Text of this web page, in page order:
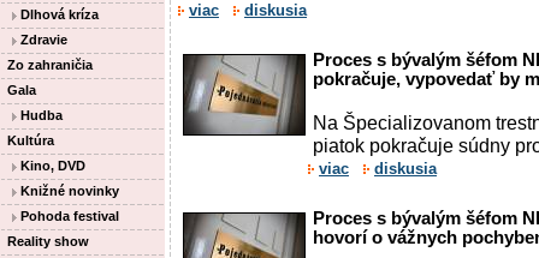
Dlhová kríza
Zdravie
Zo zahraničia
Gala
Hudba
Kultúra
Kino, DVD
Knižné novinky
Pohoda festival
Reality show
viac diskusia
Proces s bývalým šéfom
pokračuje, vypovedať by
Na Špecializovanom
piatok pokračuje súdny
viac diskusia
Proces s bývalým šéfom
hovorí o vážnych